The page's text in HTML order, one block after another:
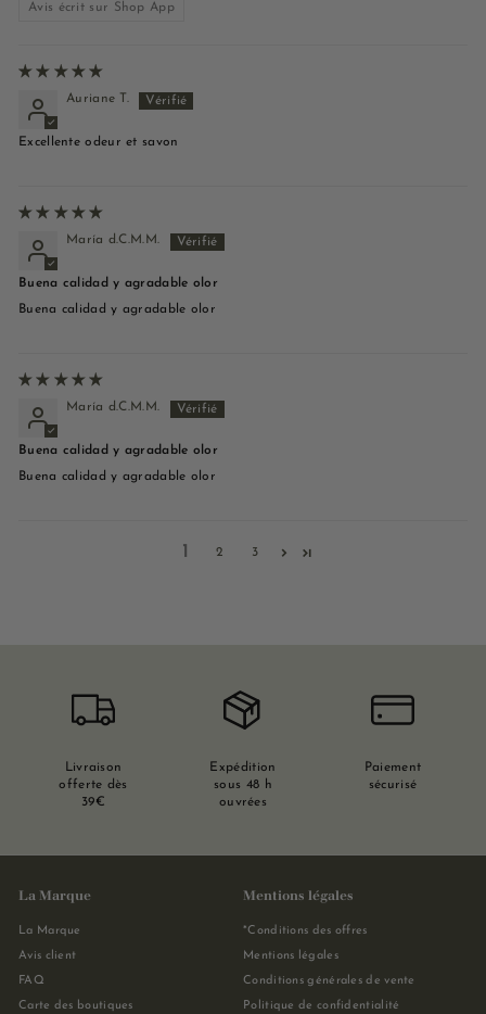
Avis écrit sur Shop App
Auriane T.
Excellente odeur et savon
María d.C.M.M.
Buena calidad y agradable olor
Buena calidad y agradable olor
María d.C.M.M.
Buena calidad y agradable olor
Buena calidad y agradable olor
1 2 3
Livraison
offerte dès
39€
Expédition
sous 48 h
ouvrées
Paiement
sécurisé
La Marque
La Marque
Avis client
FAQ
Carte des boutiques
Mentions légales
*Conditions des offres
Mentions légales
Conditions générales de vente
Politique de confidentialité